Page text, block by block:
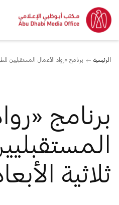
الرئيسية برنامج «رواد الأعمال المستقبليين
برنامج
ثلاثية